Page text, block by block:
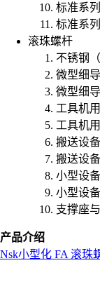
标准系
标准系
滚珠螺杆
不锈钢
微型细
微型细
工具机
工具机用
搬送设
搬送设
小型设
小型设
支撑座
产品介绍
Nsk小型化 FA 滚珠